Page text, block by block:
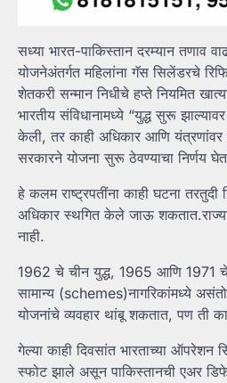
सध्या भारत-पाकिस्तान दरम्यान तणाव
योजनेअंतर्गत महिलांना गॅस सिलेंडरचे
शेतकरी सन्मान निधीचे हप्ते नियमित
भारतीय संविधानामध्ये “युद्ध सुरू
केली, तर काही अधिकार आणि यंत्रणांवर
सरकारने योजना सुरू ठेवण्याचा निर्णय
हे कलम राष्ट्रपतींना काही घटना
अधिकार स्थगित केले जाऊ
नाही.
1962 चे चीन युद्ध, 1965 आणि 1971 चे
सामान्य (schemes)नागरिकांमध्ये
योजनांचे व्यवहार थांबू शकतात, पण ती
गेल्या काही दिवसांत भारताच्या
स्फोट झाले असून पाकिस्तानची एअर